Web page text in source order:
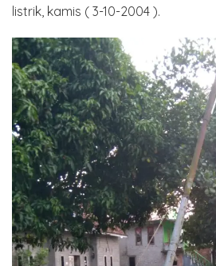
listrik, kamis ( 3-10-2004 ).